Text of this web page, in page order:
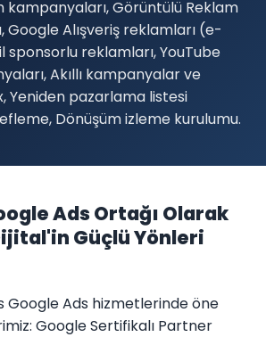
kampanyaları, Görüntülü Reklam
Google Alışveriş reklamları (e-
reklamları, YouTube
Akıllı kampanyalar ve
Yeniden pazarlama listesi
Dönüşüm izleme kurulumu.
Ads Ortağı Olarak
Güçlü Yönleri
Google Ads hizmetlerinde öne
Google Sertifikalı Partner